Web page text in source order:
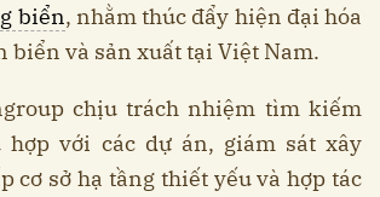
biển, nhằm thúc đẩy hiện đại hóa
biển và sản xuất tại Việt Nam.
chịu trách nhiệm tìm kiếm
hợp với các dự án, giám sát xây
cơ sở hạ tầng thiết yếu và hợp tác